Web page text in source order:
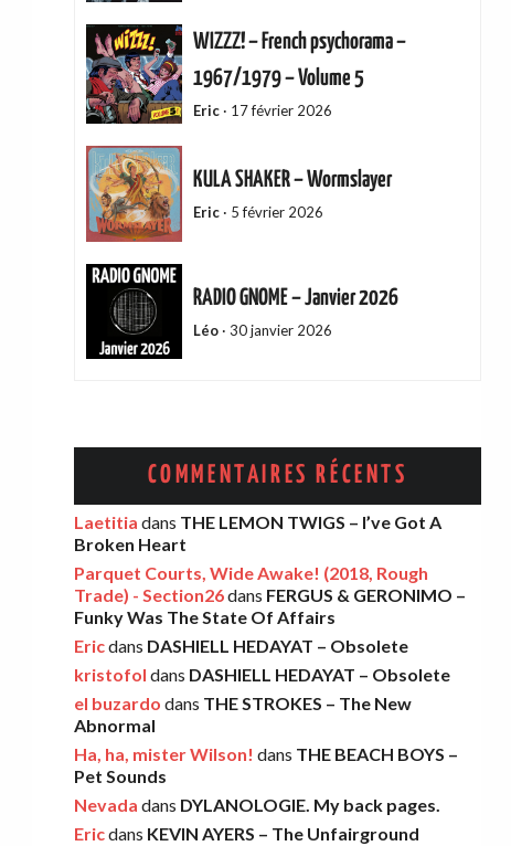
WIZZZ! – French psychorama –
1967/1979 – Volume 5
Eric· 17 février 2026
KULA SHAKER – Wormslayer
Eric· 5 février 2026
RADIO GNOME – Janvier 2026
Léo· 30 janvier 2026
Eric·13 décembre 2025
AMELIA COBURN – Between The Moon
Léo · 9 décembre 2025
THE LEMON TWIGS – Go To School
Léo· 5 novembre 2025
Eric·2 novembre 2025
COMMENTAIRES RÉCENTS
Laetitia dans THE LEMON TWIGS – I’ve Got A
Broken Heart
Parquet Courts, Wide Awake! (2018, Rough
Trade) - Section26dans FERGUS & GERONIMO –
Funky Was The State Of Affairs
Ericdans DASHIELL HEDAYAT – Obsolete
kristofol dans DASHIELL HEDAYAT – Obsolete
el buzardo dans THE STROKES – The New
Abnormal
Ha, ha, mister Wilson! dans THE BEACH BOYS –
Pet Sounds
Nevada dans DYLANOLOGIE. My back pages.
Ericdans KEVIN AYERS – The Unfairground